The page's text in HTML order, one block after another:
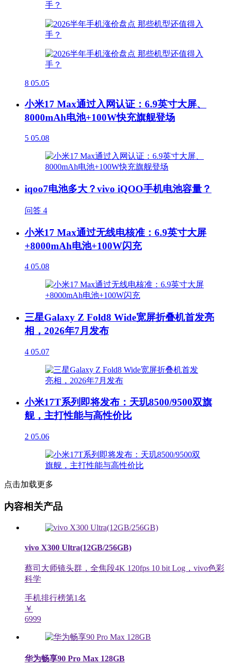
8 05.05
小米17 Max通过入网认证：6.9英寸大屏、
8000mAh电池+100W快充旗舰登场
5 05.08
iqoo7电池多大？vivo iQOO手机电池容量？
问答 4
小米17 Max通过无线电核准：6.9英寸大屏
+8000mAh电池+100W闪充
4 05.08
三星Galaxy Z Fold8 Wide宽屏折叠机首发亮
相，2026年7月发布
4 05.07
小米17T系列即将发布：天玑8500/9500双旗
舰，主打性能与高性价比
2 05.06
点击加载更多
内容相关产品
vivo X300 Ultra(12GB/256GB)
蔡司大师镜头群，全焦段4K 120fps 10 bit Log，vivo色彩
科学
手机排行榜第1名
￥
6999
华为畅享90 Pro Max 128GB